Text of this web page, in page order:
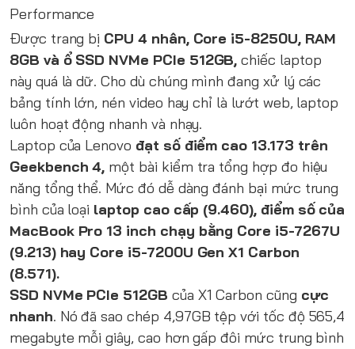
Performance
Được trang bị CPU 4 nhân, Core i5-8250U, RAM
8GB và ổ SSD NVMe PCIe 512GB, chiếc laptop
này quá là dữ. Cho dù chúng mình đang xử lý các
bảng tính lớn, nén video hay chỉ là lướt web, laptop
luôn hoạt động nhanh và nhạy.
Laptop của Lenovo đạt số điểm cao 13.173 trên
Geekbench 4, một bài kiểm tra tổng hợp đo hiệu
năng tổng thể. Mức đó dễ dàng đánh bại mức trung
bình của loại laptop cao cấp (9.460), điểm số của
MacBook Pro 13 inch chạy bằng Core i5-7267U
(9.213) hay Core i5-7200U Gen X1 Carbon
(8.571).
SSD NVMe PCIe 512GB của X1 Carbon cũng cực
nhanh. Nó đã sao chép 4,97GB tệp với tốc độ 565,4
megabyte mỗi giây, cao hơn gấp đôi mức trung bình